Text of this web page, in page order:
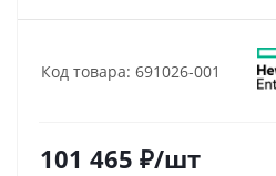
Код товара: 691026-001
101 465 ₽/шт